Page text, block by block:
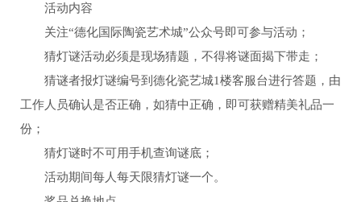
活动内容
关注“德化国际陶瓷艺术城”公众号即可参与活动；
猜灯谜活动必须是现场猜题，不得将谜面揭下带走；
猜谜者报灯谜编号到德化瓷艺城1楼客服台进行答题，由
工作人员确认是否正确，如猜中正确，即可获赠精美礼品一
份；
猜灯谜时不可用手机查询谜底；
活动期间每人每天限猜灯谜一个。